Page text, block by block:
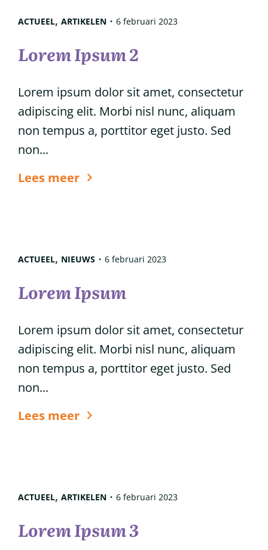
ACTUEEL, ARTIKELEN 6 februari 2023
Lorem Ipsum 2
Lorem ipsum dolor sit amet, consectetur
adipiscing elit. Morbi nisl nunc, aliquam
non tempus a, porttitor eget justo. Sed
non...
Lees meer 6
haar
ACTUEEL, NIEUWS 6 februari 2023
Lorem Ipsum
Lorem ipsum dolor sit amet, consectetur
adipiscing elit. Morbi nisl nunc, aliquam
non tempus a, porttitor eget justo. Sed
non...
Lees meer 6
haar
ACTUEEL, ARTIKELEN 6 februari 2023
Lorem Ipsum 3